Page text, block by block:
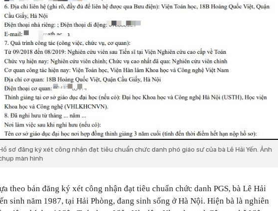
sơ đăng ký xét công nhận đạt tiêu chuẩn chức danh phó giáo sư của bà Lê Hải Yến. Ảnh
màn hình
theo bản đăng ký xét công nhận đạt tiêu chuẩn chức danh PGS, bà Lê Hải
sinh năm 1987, tại Hải Phòng, đang sinh sống ở Hà Nội. Hiện bà là nghiên